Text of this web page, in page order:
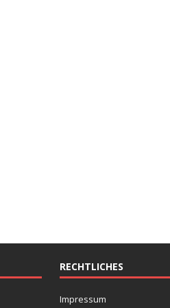
RECHTLICHES
Impressum